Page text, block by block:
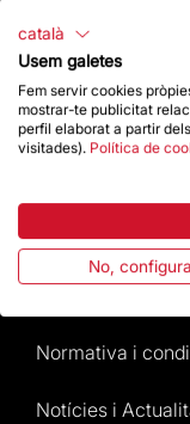
Destacats
Preguntes
Normativa i
Notícies i
català
Usem galetes
Fem servir cookies
mostrar-te publicitat
perfil elaborat a partir
visitades). Política de
No, configura